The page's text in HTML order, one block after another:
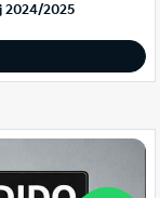
2024/2025